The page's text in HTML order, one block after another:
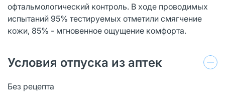
офтальмологический контроль. В ходе проводимых
испытаний 95% тестируемых отметили смягчение
кожи, 85% - мгновенное ощущение комфорта.
Условия отпуска из аптек
Без рецепта